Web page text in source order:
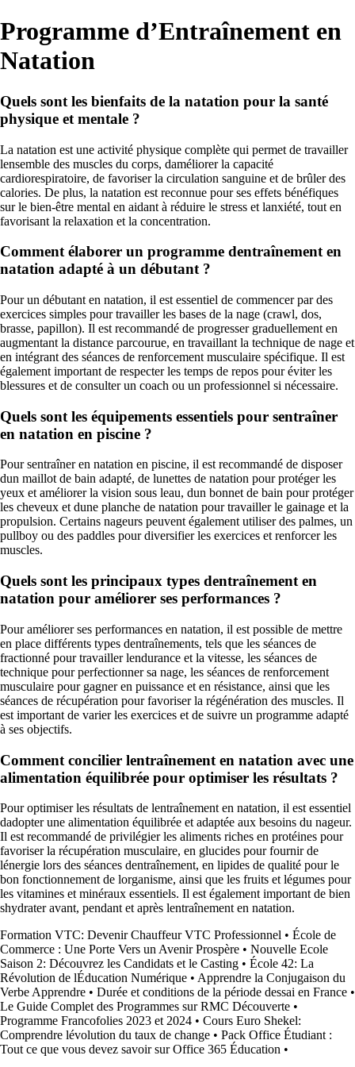
Programme d’Entraînement en
Natation
Quels sont les bienfaits de la natation pour la santé
physique et mentale ?
La natation est une activité physique complète qui permet de travailler
lensemble des muscles du corps, daméliorer la capacité
cardiorespiratoire, de favoriser la circulation sanguine et de brûler des
calories. De plus, la natation est reconnue pour ses effets bénéfiques
sur le bien-être mental en aidant à réduire le stress et lanxiété, tout en
favorisant la relaxation et la concentration.
Comment élaborer un programme dentraînement en
natation adapté à un débutant ?
Pour un débutant en natation, il est essentiel de commencer par des
exercices simples pour travailler les bases de la nage (crawl, dos,
brasse, papillon). Il est recommandé de progresser graduellement en
augmentant la distance parcourue, en travaillant la technique de nage et
en intégrant des séances de renforcement musculaire spécifique. Il est
également important de respecter les temps de repos pour éviter les
blessures et de consulter un coach ou un professionnel si nécessaire.
Quels sont les équipements essentiels pour sentraîner
en natation en piscine ?
Pour sentraîner en natation en piscine, il est recommandé de disposer
dun maillot de bain adapté, de lunettes de natation pour protéger les
yeux et améliorer la vision sous leau, dun bonnet de bain pour protéger
les cheveux et dune planche de natation pour travailler le gainage et la
propulsion. Certains nageurs peuvent également utiliser des palmes, un
pullboy ou des paddles pour diversifier les exercices et renforcer les
muscles.
Quels sont les principaux types dentraînement en
natation pour améliorer ses performances ?
Pour améliorer ses performances en natation, il est possible de mettre
en place différents types dentraînements, tels que les séances de
fractionné pour travailler lendurance et la vitesse, les séances de
technique pour perfectionner sa nage, les séances de renforcement
musculaire pour gagner en puissance et en résistance, ainsi que les
séances de récupération pour favoriser la régénération des muscles. Il
est important de varier les exercices et de suivre un programme adapté
à ses objectifs.
Comment concilier lentraînement en natation avec une
alimentation équilibrée pour optimiser les résultats ?
Pour optimiser les résultats de lentraînement en natation, il est essentiel
dadopter une alimentation équilibrée et adaptée aux besoins du nageur.
Il est recommandé de privilégier les aliments riches en protéines pour
favoriser la récupération musculaire, en glucides pour fournir de
lénergie lors des séances dentraînement, en lipides de qualité pour le
bon fonctionnement de lorganisme, ainsi que les fruits et légumes pour
les vitamines et minéraux essentiels. Il est également important de bien
shydrater avant, pendant et après lentraînement en natation.
Formation VTC: Devenir Chauffeur VTC Professionnel • École de
Commerce : Une Porte Vers un Avenir Prospère • Nouvelle Ecole
Saison 2: Découvrez les Candidats et le Casting • École 42: La
Révolution de lÉducation Numérique • Apprendre la Conjugaison du
Verbe Apprendre • Durée et conditions de la période dessai en France •
Le Guide Complet des Programmes sur RMC Découverte •
Programme Francofolies 2023 et 2024 • Cours Euro Shekel:
Comprendre lévolution du taux de change • Pack Office Étudiant :
Tout ce que vous devez savoir sur Office 365 Éducation •